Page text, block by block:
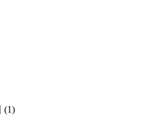
(1)